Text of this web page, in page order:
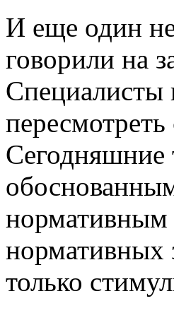
И еще один
говорили на
Специалисты
Сегодняшние
нормативным
нормативных
только